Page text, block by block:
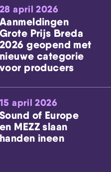
28 april 2026
Aanmeldingen
Grote Prijs Breda
2026 geopend met
nieuwe categorie
voor producers
15 april 2026
Sound of Europe
en MEZZ slaan
handen ineen